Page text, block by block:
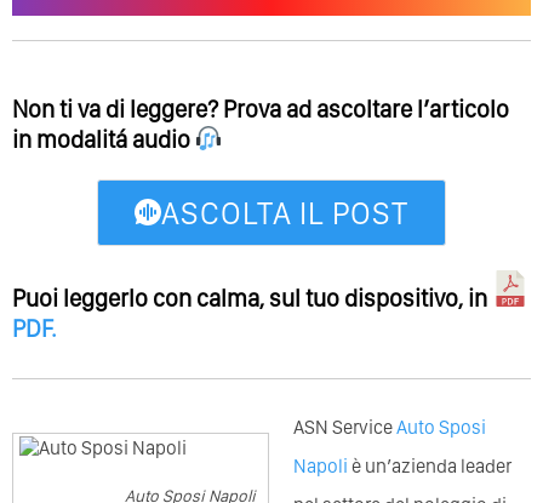
Non ti va di leggere? Prova ad ascoltare l’articolo
in modalitá audio
ASCOLTA IL POST
Puoi leggerlo con calma, sul tuo dispositivo, in
PDF.
Auto Sposi Napoli
ASN ServiceAuto Sposi
Napoli è un’azienda leader